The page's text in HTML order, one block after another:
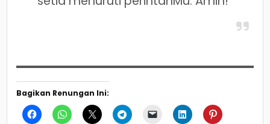
Bagikan Renungan Ini: